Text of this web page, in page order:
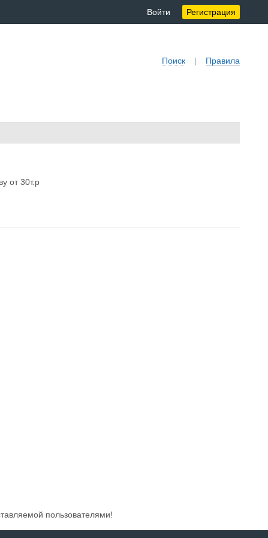
Войти Регистрация
Поиск | Правила
от 30т.р
пользователями!